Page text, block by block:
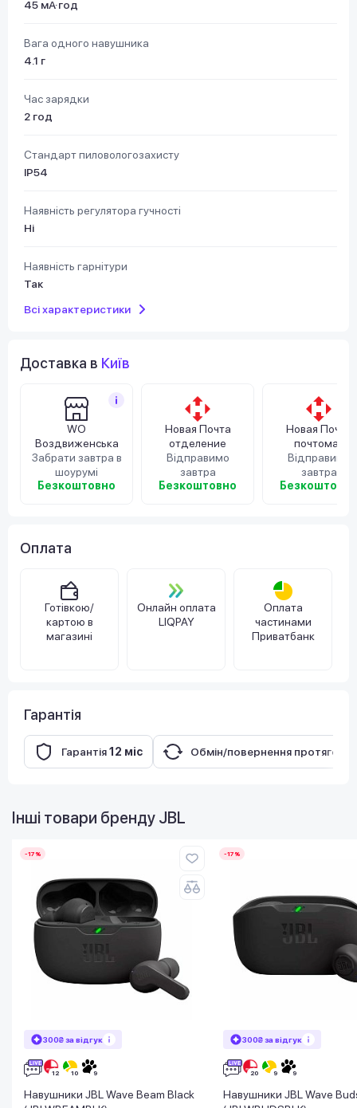
45 мА·год
Вага одного навушника
4.1 г
Час зарядки
2 год
Стандарт пиловологозахисту
IP54
Наявність регулятора гучності
Ні
Наявність гарнітури
Так
Всі характеристики
Доставка в Київ
WO
Воздвиженська
Забрати завтра в
шоурумі
Безкоштовно
Новая Почта
отделение
Відправимо
завтра
Безкоштовно
Новая Почта
почтомат
Відправимо
завтра
Безкоштовно
Оплата
Готівкою/
картою в
магазині
Онлайн оплата
LIQPAY
Оплата
частинами
Приватбанк
Гарантія
Гарантія12 міс Обмін/повернення протягом
Інші товари бренду JBL
-17%
300₴ за відгук
Навушники JBL Wave Beam Black
-17%
300₴ за відгук
Навушники JBL Wave